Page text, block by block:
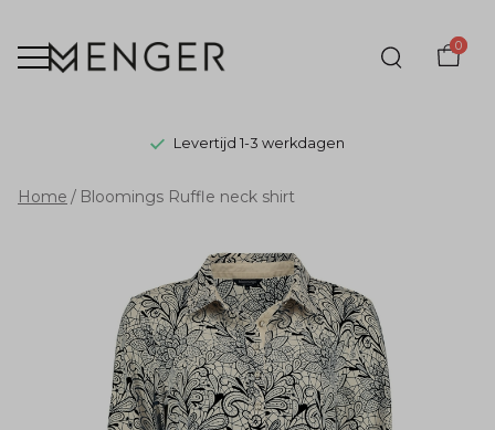
0
Levertijd 1-3 werkdagen
Bloomings
neck
shirt
Home Bloomings Ruffle neck shirt